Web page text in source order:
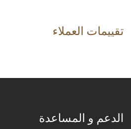
تقييمات العملاء
الدعم و المساعدة